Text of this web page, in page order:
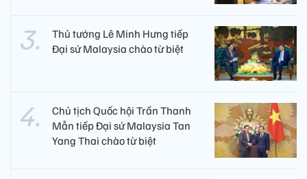
Thủ tướng Lê Minh Hưng tiếp
Đại sứ Malaysia chào từ biệt
Chủ tịch Quốc hội Trần Thanh
Mẫn tiếp Đại sứ Malaysia Tan
Yang Thai chào từ biệt